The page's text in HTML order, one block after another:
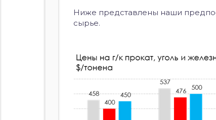
Ниже представлены наши
сырье.